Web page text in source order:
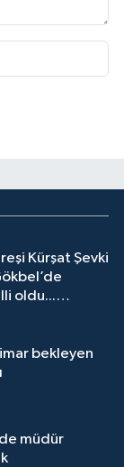
Kürşat Şevki
oldu...
bekleyen
müdür